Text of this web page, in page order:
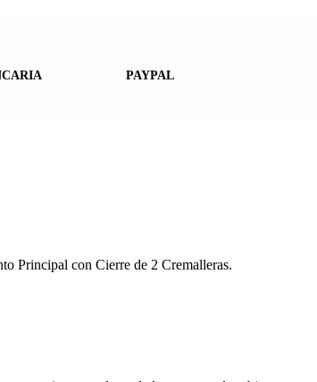
PAYPAL
Principal con Cierre de 2 Cremalleras.